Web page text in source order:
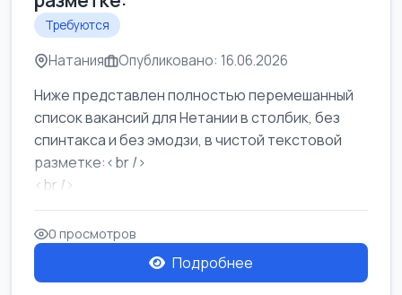
Требуются
Натания Опубликовано: 16.06.2026
Ниже представлен полностью перемешанный
список вакансий для Нетании в столбик, без
спинтакса и без эмодзи, в чистой текстовой
разметке:<br />
<br />
Работа в Нетании на мебельном производстве:
требу...
0 просмотров
Подробнее